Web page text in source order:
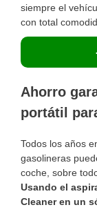
siempre el
con total
Ahorro
portátil
Todos los años
gasolineras
coche, sobre
Usando el
Cleaner en un